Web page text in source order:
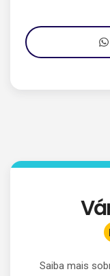
Saiba mais